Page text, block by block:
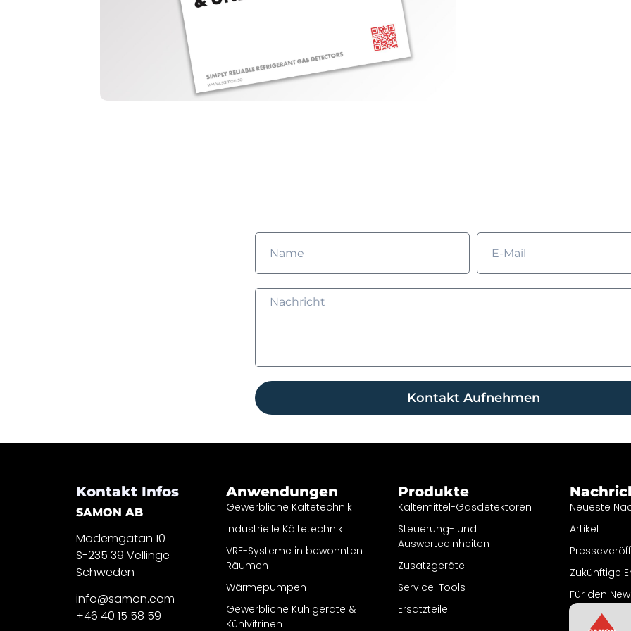
Kontakt Aufnehmen
Kontakt Infos
SAMON AB
Modemgatan 10
S-235 39 Vellinge
Schweden
info@samon.com
+46 40 15 58 59
Anwendungen
Gewerbliche Kältetechnik
Industrielle Kältetechnik
VRF-Systeme in bewohnten
Räumen
Wärmepumpen
Gewerbliche Kühlgeräte &
Kühlvitrinen
Produkte
Kältemittel-Gasdetektoren
Steuerung- und
Auswerteeinheiten
Zusatzgeräte
Service-Tools
Ersatzteile
Neueste
Artikel
Zukünftige
Für den